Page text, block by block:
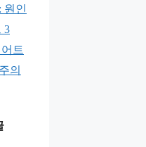
원인
3
트
의